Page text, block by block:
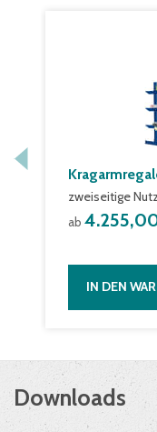
zweiseitige
ab
IN DEN
Downloads